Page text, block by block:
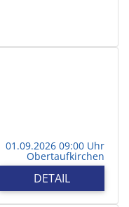
01.09.2026 09:00 Uhr
Obertaufkirchen
DETAIL